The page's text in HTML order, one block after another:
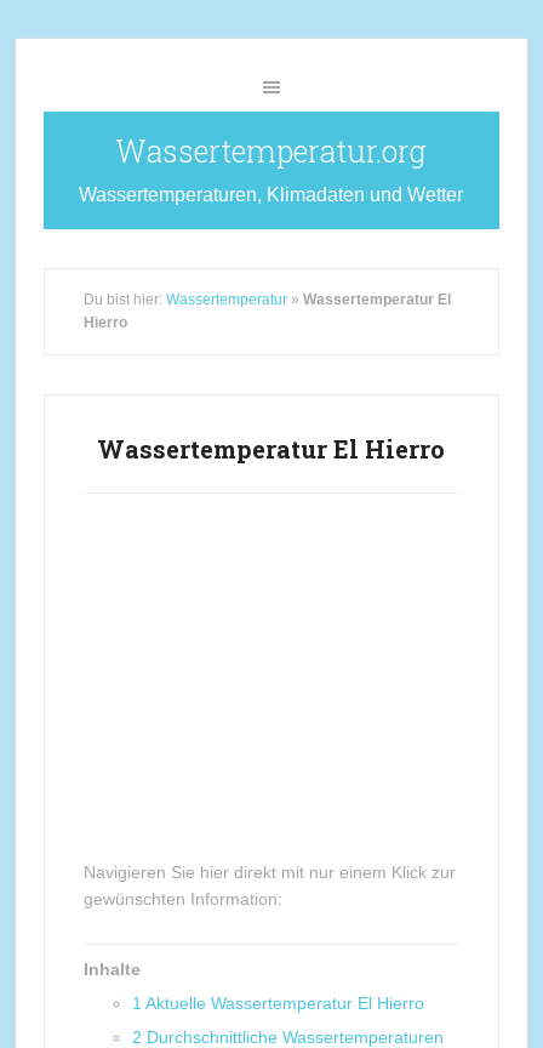
Wassertemperatur.org
Wassertemperaturen, Klimadaten und Wetter
Du bist hier: Wassertemperatur» Wassertemperatur El
Hierro
Wassertemperatur El Hierro
Navigieren Sie hier direkt mit nur einem Klick zur
gewünschten Information:
Inhalte
1 Aktuelle Wassertemperatur El Hierro
2 Durchschnittliche Wassertemperaturen